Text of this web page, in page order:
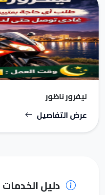
ليفرور ناظور
عرض التفاصيل
دليل